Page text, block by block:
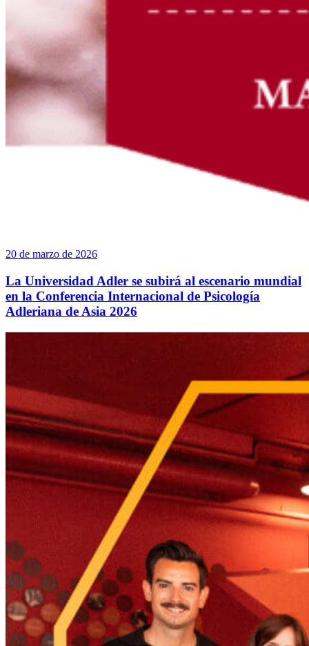
20 de marzo de 2026
La Universidad Adler se subirá al escenario mundial
en la Conferencia Internacional de Psicología
Adleriana de Asia 2026